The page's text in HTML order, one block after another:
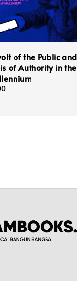
of the Public and
of Authority in the